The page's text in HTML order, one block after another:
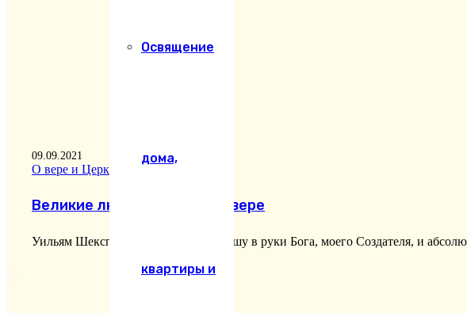
Освящение
дома,
квартиры и
09.09.2021
О вере и Церкви
Великие люди о Христе и о вере
Уильям Шекспир «Я вручил мою душу в руки Бога, моего Создателя, и